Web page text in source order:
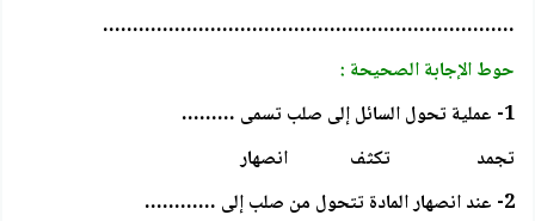
……………………………………………………………
حوط الإجابة الصحيحة :
1- عملية تحول السائل إلى صلب تسمى ………
تجمد تكثف انصهار
2- عند انصهار المادة تتحول من صلب إلى …………